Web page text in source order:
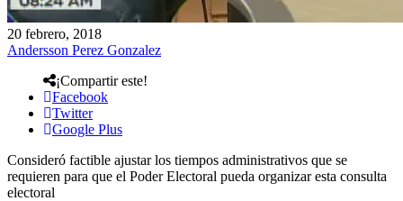
20 febrero, 2018
Andersson Perez Gonzalez
¡Compartir este!
Facebook
Twitter
Google Plus
Consideró factible ajustar los tiempos administrativos que se
requieren para que el Poder Electoral pueda organizar esta consulta
electoral